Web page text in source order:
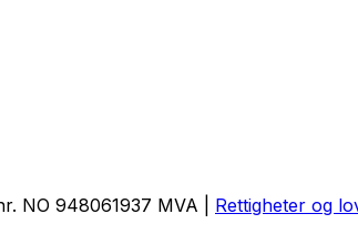
NO 948061937 MVA | Rettigheter og